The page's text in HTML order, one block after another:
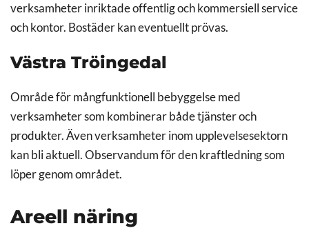
verksamheter inriktade offentlig och kommersiell service
och kontor. Bostäder kan eventuellt prövas.
Västra Tröingedal
Område för mångfunktionell bebyggelse med
verksamheter som kombinerar både tjänster och
produkter. Även verksamheter inom upplevelsesektorn
kan bli aktuell. Observandum för den kraftledning som
löper genom området.
Areell näring